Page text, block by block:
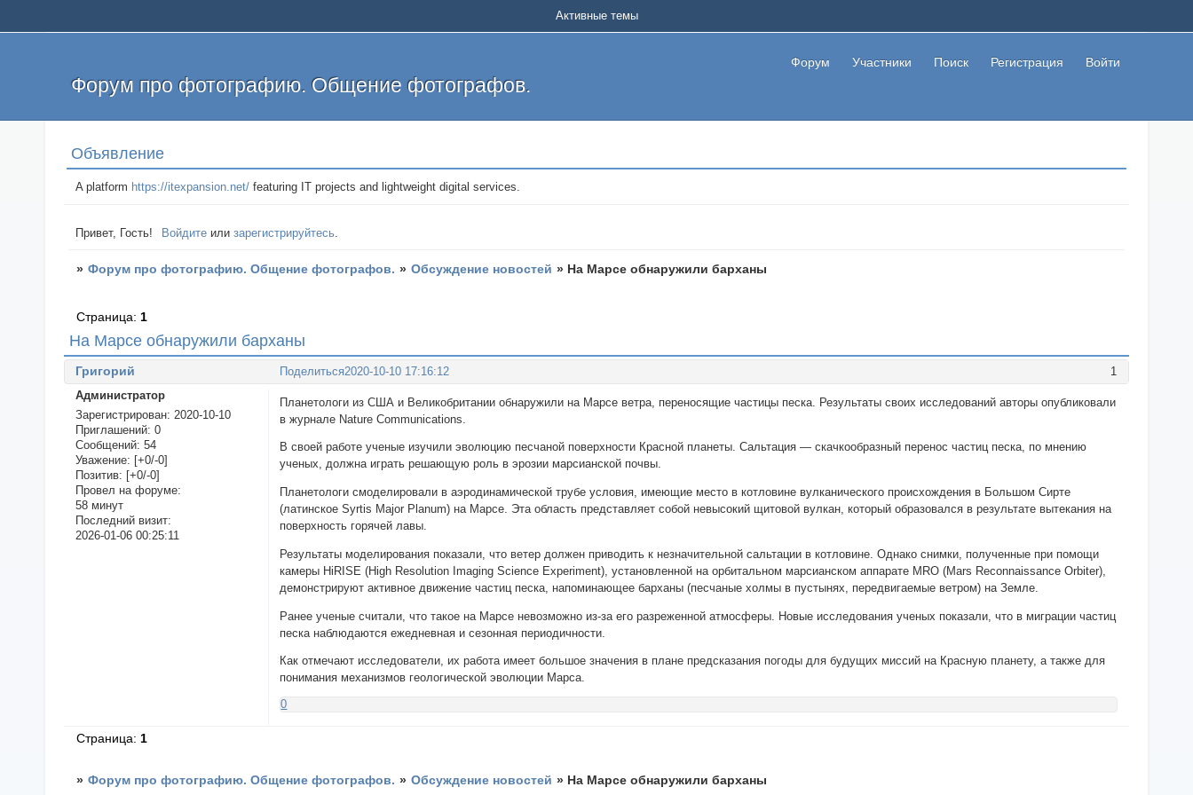
Форум про фотографию. Общение фотографов.
Форум Участники Поиск Регистрация Войти
Активные темы
Объявление
A platform https://itexpansion.net/ featuring IT projects and lightweight digital services.
Привет, Гость! Войдите илизарегистрируйтесь.
» Форум про фотографию. Общение фотографов. » Обсуждение новостей » На Марсе обнаружили барханы
На Марсе обнаружили барханы
Страница: 1
Поделиться 1
2020-10-10 17:16:12
Григорий
Администратор
Зарегистрирован: 2020-10-10
Приглашений: 0
Сообщений: 54
Уважение: [+0/-0]
Позитив: [+0/-0]
Провел на форуме:
58 минут
Последний визит:
2026-01-06 00:25:11
Планетологи из США и Великобритании обнаружили на Марсе ветра, переносящие частицы песка. Результаты своих исследований авторы опубликовали
в журнале Nature Communications.
В своей работе ученые изучили эволюцию песчаной поверхности Красной планеты. Сальтация — скачкообразный перенос частиц песка, по мнению
ученых, должна играть решающую роль в эрозии марсианской почвы.
Планетологи смоделировали в аэродинамической трубе условия, имеющие место в котловине вулканического происхождения в Большом Сирте
(латинское Syrtis Major Planum) на Марсе. Эта область представляет собой невысокий щитовой вулкан, который образовался в результате вытекания на
поверхность горячей лавы.
Результаты моделирования показали, что ветер должен приводить к незначительной сальтации в котловине. Однако снимки, полученные при помощи
камеры HiRISE (High Resolution Imaging Science Experiment), установленной на орбитальном марсианском аппарате MRO (Mars Reconnaissance Orbiter),
демонстрируют активное движение частиц песка, напоминающее барханы (песчаные холмы в пустынях, передвигаемые ветром) на Земле.
Ранее ученые считали, что такое на Марсе невозможно из-за его разреженной атмосферы. Новые исследования ученых показали, что в миграции частиц
песка наблюдаются ежедневная и сезонная периодичности.
Как отмечают исследователи, их работа имеет большое значения в плане предсказания погоды для будущих миссий на Красную планету, а также для
понимания механизмов геологической эволюции Марса.
0
Страница:1
» Форум про фотографию. Общение фотографов. » Обсуждение новостей » На Марсе обнаружили барханы